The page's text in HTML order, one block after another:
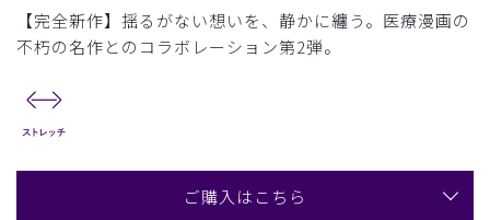
【完全新作】揺るがない想いを、静かに纏う。医療漫画の
不朽の名作とのコラボレーション第2弾。
ご購入はこちら